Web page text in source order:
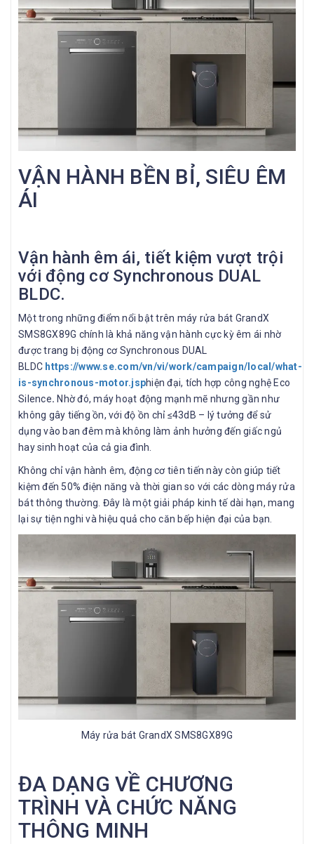
VẬN HÀNH BỀN BỈ, SIÊU ÊM
ÁI
Vận hành êm ái, tiết kiệm vượt trội
với động cơ Synchronous DUAL
BLDC.
Một trong những điểm nổi bật trên máy rửa bát GrandX
SMS8GX89G chính là khả năng vận hành cực kỳ êm ái nhờ
được trang bị động cơ Synchronous DUAL
BLDC https://www.se.com/vn/vi/work/campaign/local/what-
is-synchronous-motor.jsphiện đại, tích hợp công nghệ Eco
Silence. Nhờ đó, máy hoạt động mạnh mẽ nhưng gần như
không gây tiếng ồn, với độ ồn chỉ ≤43dB – lý tưởng để sử
dụng vào ban đêm mà không làm ảnh hưởng đến giấc ngủ
hay sinh hoạt của cả gia đình.
Không chỉ vận hành êm, động cơ tiên tiến này còn giúp tiết
kiệm đến 50% điện năng và thời gian so với các dòng máy rửa
bát thông thường. Đây là một giải pháp kinh tế dài hạn, mang
lại sự tiện nghi và hiệu quả cho căn bếp hiện đại của bạn.
Máy rửa bát GrandX SMS8GX89G
ĐA DẠNG VỀ CHƯƠNG
TRÌNH VÀ CHỨC NĂNG
THÔNG MINH